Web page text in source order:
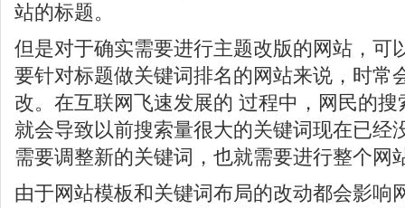
站的标题。
但是对于确实需要进行主题改版的网站，可
要针对标题做关键词排名的网站来说，时常
改。在互联网飞速发展的 过程中，网民的
就会导致以前搜索量很大的关键词现在已经
需要调整新的关键词，也就需要进行整个网
由于网站模板和关键词布局的改动都会影响